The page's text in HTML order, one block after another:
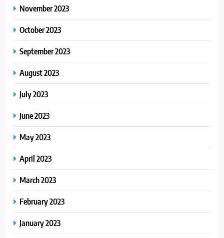
November 2023
October 2023
September 2023
August 2023
July 2023
June 2023
May 2023
April 2023
March 2023
February 2023
January 2023